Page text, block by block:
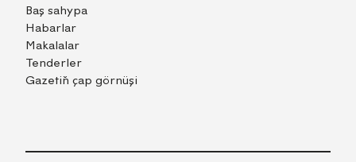
Baş sahypa
Habarlar
Makalalar
Tenderler
Gazetiň çap görnüşi